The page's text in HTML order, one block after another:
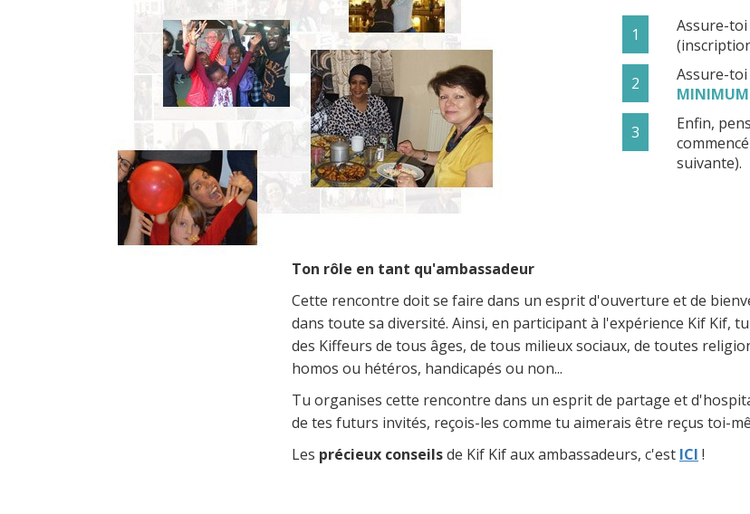
1 Assure-toi
2
Assure-toi
MINIMUM
3
Enfin,
commencé
suivante).
Ton rôle en tant qu'ambassadeur
Cette rencontre doit se faire dans un esprit d'ouverture et de
dans toute sa diversité. Ainsi, en participant à l'expérience Kif Kif,
des Kiffeurs de tous âges, de tous milieux sociaux, de toutes
homos ou hétéros, handicapés ou non...
Tu organises cette rencontre dans un esprit de partage et
de tes futurs invités, reçois-les comme tu aimerais être reçus toi-
Les précieux conseilsde Kif Kif aux ambassadeurs, c'est ICI !